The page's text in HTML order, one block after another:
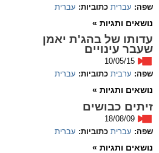
שפה: עברית כתוביות: עברית
נושאים ותגיות »
עדותו של בהג'ת יאמן
שעבר עינויים
10/05/15
שפה: ערבית כתוביות: עברית
נושאים ותגיות »
זיתים כבושים
18/08/09
שפה: עברית כתוביות: עברית
נושאים ותגיות »